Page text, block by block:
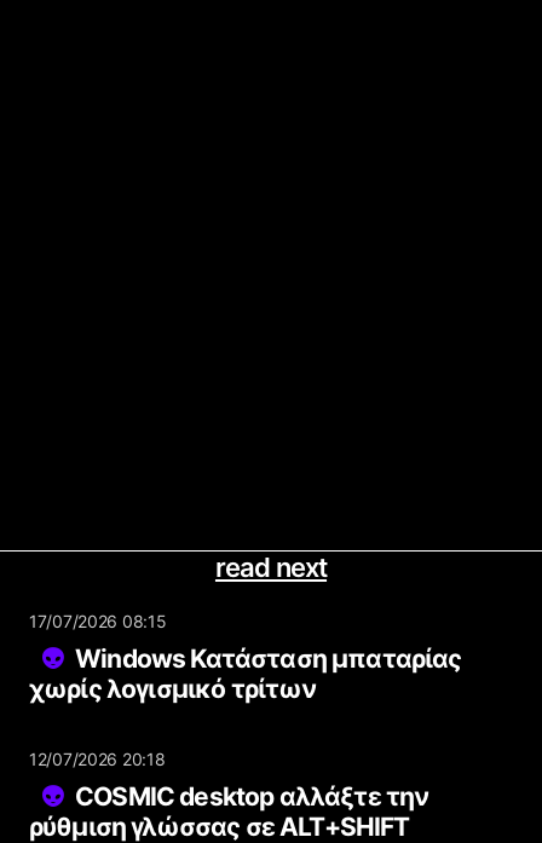
read next
17/07/2026 08:15
Windows Κατάσταση μπαταρίας
χωρίς λογισμικό τρίτων
12/07/2026 20:18
COSMIC desktop αλλάξτε την
ρύθμιση γλώσσας σε ALT+SHIFT